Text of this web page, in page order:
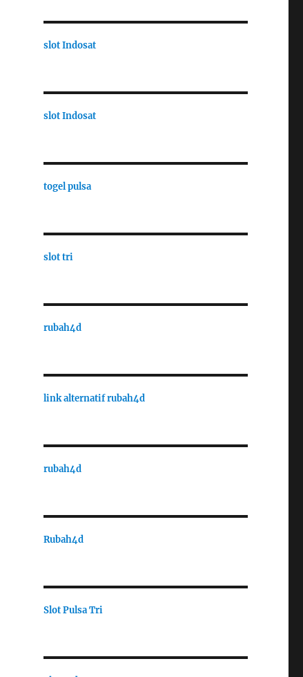
slot Indosat
slot Indosat
togel pulsa
slot tri
rubah4d
link alternatif rubah4d
rubah4d
Rubah4d
Slot Pulsa Tri